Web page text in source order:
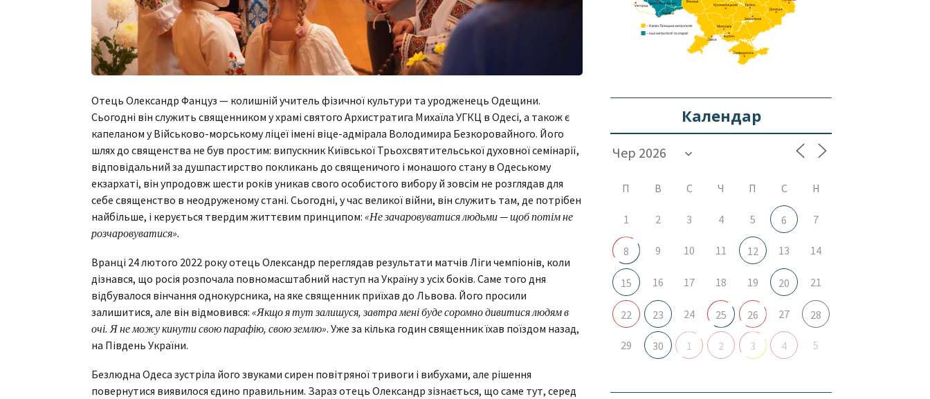
Отець Олександр Фанцуз — колишній учитель фізичної культури та уродженець Одещини.
Сьогодні він служить священником у храмі святого Архистратига Михаїла УГКЦ в Одесі, а також є
капеланом у Військово-морському ліцеї імені віце-адмірала Володимира Безкоровайного. Його
шлях до священства не був простим: випускник Київської Трьохсвятительської духовної семінарії,
відповідальний за душпастирство покликань до священичого і монашого стану в Одеському
екзархаті, він упродовж шести років уникав свого особистого вибору й зовсім не розглядав для
себе священство в неодруженому стані. Сьогодні, у час великої війни, він служить там, де потрібен
найбільше, і керується твердим життєвим принципом: «Не зачаровуватися людьми — щоб потім не
розчаровуватися».
Вранці 24 лютого 2022 року отець Олександр переглядав результати матчів Ліги чемпіонів, коли
дізнався, що росія розпочала повномасштабний наступ на Україну з усіх боків. Саме того дня
відбувалося вінчання однокурсника, на яке священник приїхав до Львова. Його просили
залишитися, але він відмовився: «Якщо я тут залишуся, завтра мені буде соромно дивитися людям в
очі. Я не можу кинути свою парафію, свою землю». Уже за кілька годин священник їхав поїздом назад,
на Південь України.
Безлюдна Одеса зустріла його звуками сирен повітряної тривоги і вибухами, але рішення
повернутися виявилося єдино правильним. Зараз отець Олександр зізнається, що саме тут, серед
Календар
П В С Ч П С Н
1 2 3 4 5 6 7
8 9 10 11 12 13 14
15 16 17 18 19 20 21
22 23 24 25 26 27 28
29 30 1 2 3 4 5